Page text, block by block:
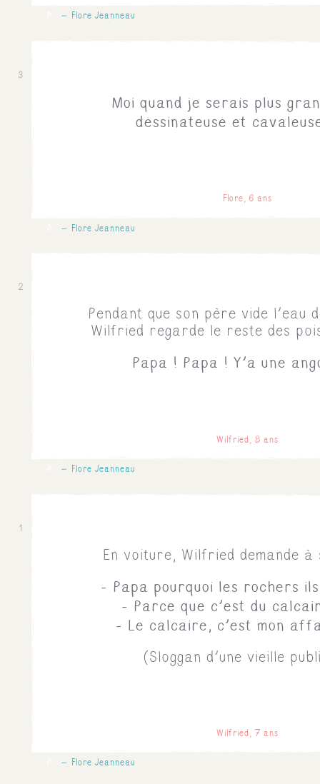
Flore Jeanneau
Moi quand je serais plus
dessinateuse et
Flore, 6 ans
3
Flore Jeanneau
Pendant que son père vide l'eau
Wilfried regarde le reste des
Papa ! Papa ! Y'a une
Wilfried, 8 ans
2
Flore Jeanneau
En voiture, Wilfried demande
- Papa pourquoi les rochers
- Parce que c'est du
- Le calcaire, c'est mon
(Sloggan d'une vieille
Wilfried, 7 ans
1
Flore Jeanneau